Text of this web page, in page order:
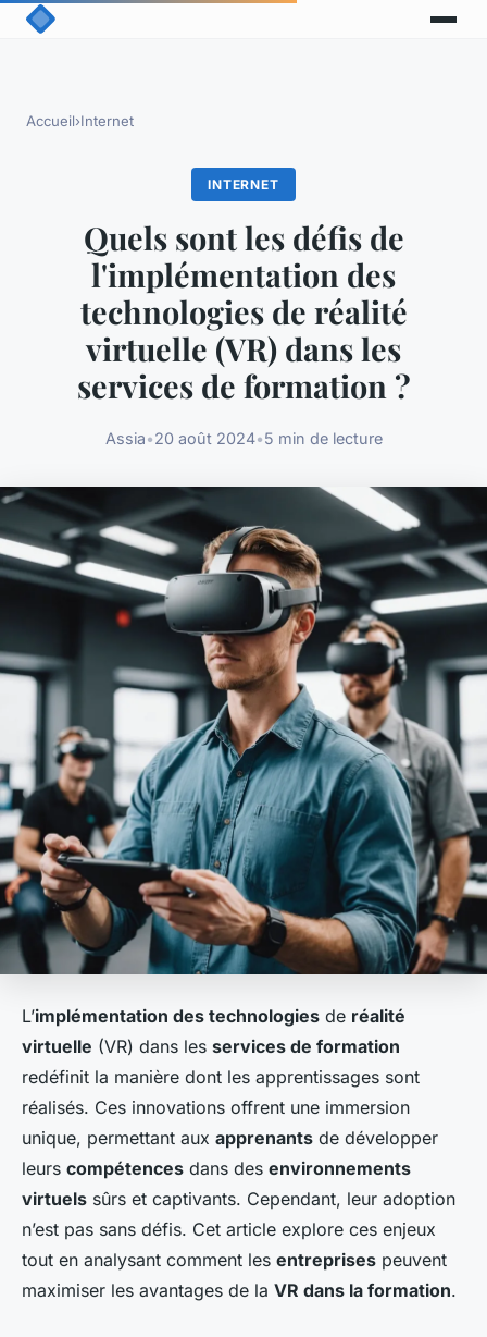
Accueil›Internet
INTERNET
Quels sont les défis de
l'implémentation des
technologies de réalité
virtuelle (VR) dans les
services de formation ?
Assia•20 août 2024•5 min de lecture
L’implémentation des technologies de réalité
virtuelle (VR) dans les services de formation
redéfinit la manière dont les apprentissages sont
réalisés. Ces innovations offrent une immersion
unique, permettant aux apprenants de développer
leurs compétences dans des environnements
virtuels sûrs et captivants. Cependant, leur adoption
n’est pas sans défis. Cet article explore ces enjeux
tout en analysant comment les entreprises peuvent
maximiser les avantages de la VR dans la formation.